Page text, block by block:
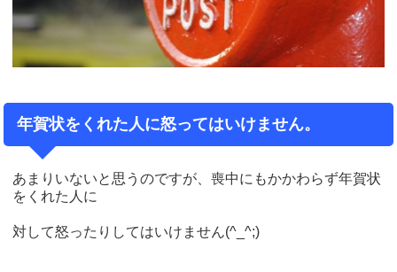
年賀状をくれた人に怒ってはいけません。
あまりいないと思うのですが、喪中にもかかわらず年賀状
をくれた人に
対して怒ったりしてはいけません(^_^;)